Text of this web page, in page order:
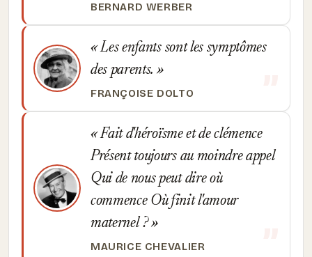
BERNARD WERBER
Les enfants sont les symptômes
des parents.
FRANÇOISE DOLTO
Fait d'héroïsme et de clémence
Présent toujours au moindre appel
Qui de nous peut dire où
commence Où finit l'amour
maternel ?
MAURICE CHEVALIER